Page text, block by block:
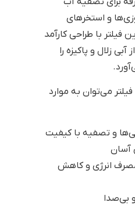
و استخرهای
با طراحی کارآمد
آبی زلال و پاکیزه را
می‌توان به موارد
و تصفیه با کیفیت
آسان
انرژی و کاهش
بی‌صدا